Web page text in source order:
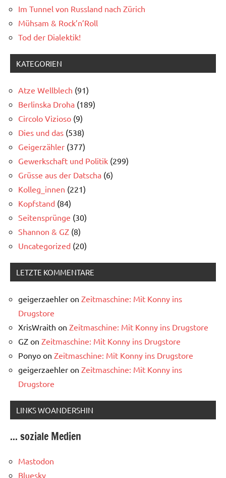
Im Tunnel von Russland nach Zürich
Mühsam & Rock’n’Roll
Tod der Dialektik!
KATEGORIEN
Atze Wellblech (91)
Berlinska Droha (189)
Circolo Vizioso (9)
Dies und das (538)
Geigerzähler (377)
Gewerkschaft und Politik (299)
Grüsse aus der Datscha (6)
Kolleg_innen (221)
Kopfstand (84)
Seitensprünge (30)
Shannon & GZ (8)
Uncategorized (20)
LETZTE KOMMENTARE
geigerzaehler on Zeitmaschine: Mit Konny ins
Drugstore
XrisWraith on Zeitmaschine: Mit Konny ins Drugstore
GZ on Zeitmaschine: Mit Konny ins Drugstore
Ponyo on Zeitmaschine: Mit Konny ins Drugstore
geigerzaehler on Zeitmaschine: Mit Konny ins
Drugstore
LINKS WOANDERSHIN
... soziale Medien
Mastodon
Bluesky